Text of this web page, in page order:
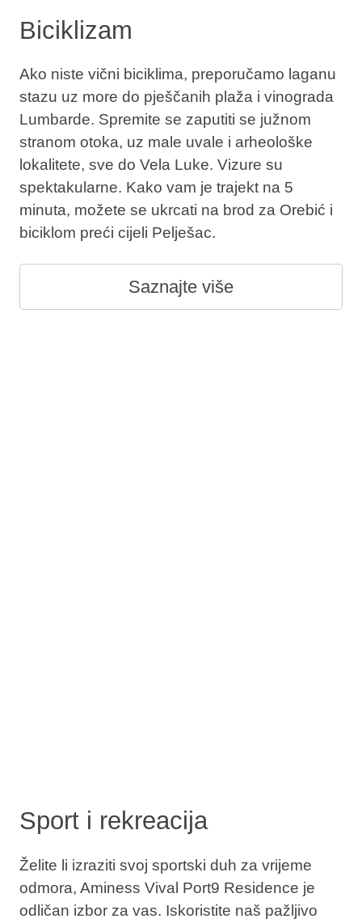
Biciklizam
Ako niste vični biciklima, preporučamo laganu
stazu uz more do pješčanih plaža i vinograda
Lumbarde. Spremite se zaputiti se južnom
stranom otoka, uz male uvale i arheološke
lokalitete, sve do Vela Luke. Vizure su
spektakularne. Kako vam je trajekt na 5
minuta, možete se ukrcati na brod za Orebić i
biciklom preći cijeli Pelješac.
Saznajte više
Sport i rekreacija
Želite li izraziti svoj sportski duh za vrijeme
odmora, Aminess Vival Port9 Residence je
odličan izbor za vas. Iskoristite naš pažljivo